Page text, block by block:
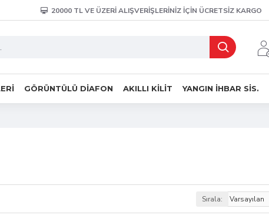
20000 TL VE ÜZERİ ALIŞVERİŞLERİNİZ İÇİN ÜCRETSİZ KARGO
GÖRÜNTÜLÜ DIAFON AKILLI KILIT YANGIN İHBAR SIS.
Sırala: